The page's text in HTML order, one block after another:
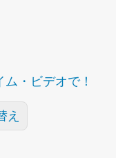
・ビデオで！
え